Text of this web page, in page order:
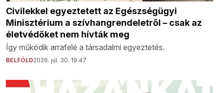
Civilekkel egyeztetett az Egészségügyi
Minisztérium a szívhangrendeletről – csak az
életvédőket nem hívták meg
Így működik arrafelé a társadalmi egyeztetés.
BELFÖLD2026. júl. 30. 19:47